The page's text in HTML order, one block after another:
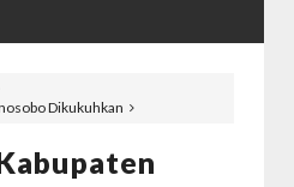
Dikukuhkan